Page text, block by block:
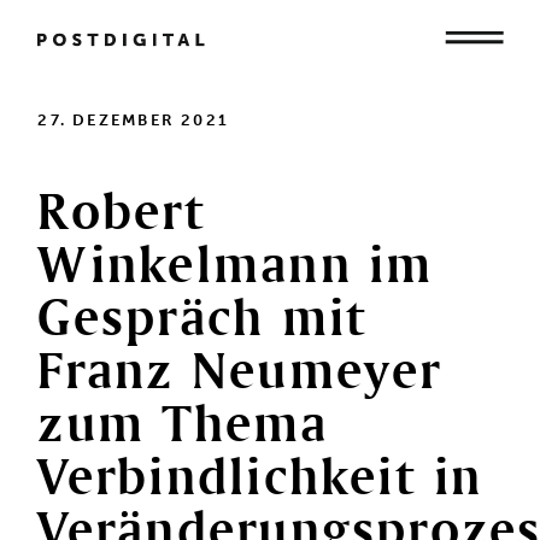
Mensch
Organisation
Gesellschaft
27. DEZEMBER 2021
Robert
Winkelmann im
Gespräch mit
Franz Neumeyer
zum Thema
Verbindlichkeit in